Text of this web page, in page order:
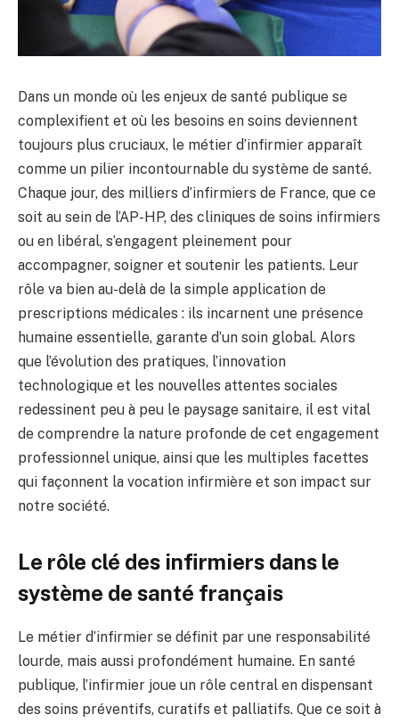
Dans un monde où les enjeux de santé publique se
complexifient et où les besoins en soins deviennent
toujours plus cruciaux, le métier d’infirmier apparaît
comme un pilier incontournable du système de santé.
Chaque jour, des milliers d’infirmiers de France, que ce
soit au sein de l’AP-HP, des cliniques de soins infirmiers
ou en libéral, s’engagent pleinement pour
accompagner, soigner et soutenir les patients. Leur
rôle va bien au-delà de la simple application de
prescriptions médicales : ils incarnent une présence
humaine essentielle, garante d’un soin global. Alors
que l’évolution des pratiques, l’innovation
technologique et les nouvelles attentes sociales
redessinent peu à peu le paysage sanitaire, il est vital
de comprendre la nature profonde de cet engagement
professionnel unique, ainsi que les multiples facettes
qui façonnent la vocation infirmière et son impact sur
notre société.
Le rôle clé des infirmiers dans le
système de santé français
Le métier d’infirmier se définit par une responsabilité
lourde, mais aussi profondément humaine. En santé
publique, l’infirmier joue un rôle central en dispensant
des soins préventifs, curatifs et palliatifs. Que ce soit à